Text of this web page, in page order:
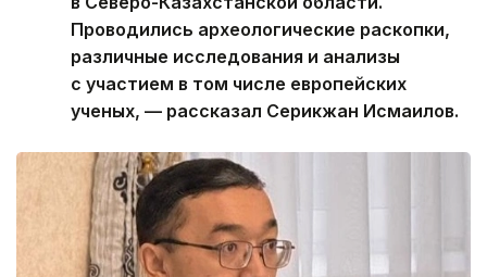
Проводились археологические раскопки,
различные исследования и анализы
с участием в том числе европейских
ученых, — рассказал Серикжан Исмаилов.